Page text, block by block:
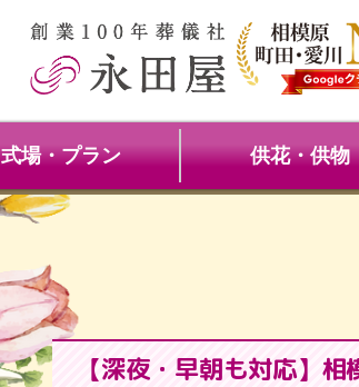
式場・プラン 供花・供物
【深夜・早朝も対応】